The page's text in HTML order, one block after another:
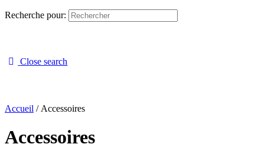
Recherche pour:
Close search
Accueil / Accessoires
Accessoires